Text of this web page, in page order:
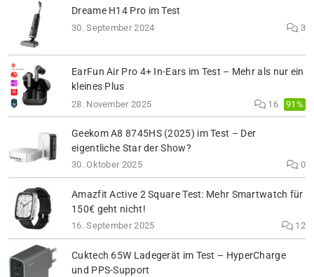
Dreame H14 Pro im Test
30. September 2024 3
EarFun Air Pro 4+ In-Ears im Test – Mehr als nur ein
kleines Plus
28. November 2025 16 91%
Geekom A8 8745HS (2025) im Test – Der
eigentliche Star der Show?
30. Oktober 2025 0
Amazfit Active 2 Square Test: Mehr Smartwatch für
150€ geht nicht!
16. September 2025 12
Cuktech 65W Ladegerät im Test – HyperCharge
und PPS-Support